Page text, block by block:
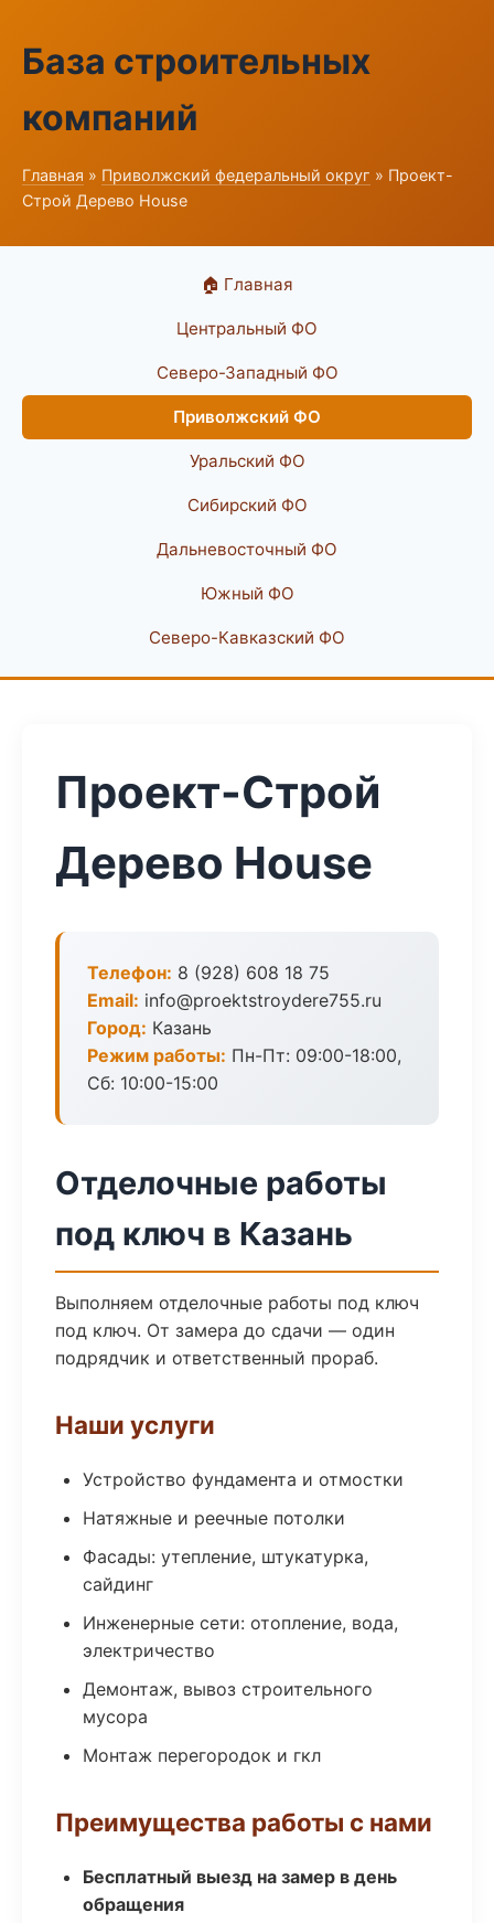
База строительных
компаний
Главная » Приволжский федеральный округ » Проект-
Строй Дерево House
🏠 Главная
Центральный ФО
Северо-Западный ФО
Приволжский ФО
Уральский ФО
Сибирский ФО
Дальневосточный ФО
Южный ФО
Северо-Кавказский ФО
Проект-Строй
Дерево House
Телефон: 8 (928) 608 18 75
Email: info@proektstroydere755.ru
Город: Казань
Режим работы: Пн-Пт: 09:00-18:00,
Сб: 10:00-15:00
Отделочные работы
под ключ в Казань
Выполняем отделочные работы под ключ
под ключ. От замера до сдачи — один
подрядчик и ответственный прораб.
Наши услуги
Устройство фундамента и отмостки
Натяжные и реечные потолки
Фасады: утепление, штукатурка,
сайдинг
Инженерные сети: отопление, вода,
электричество
Демонтаж, вывоз строительного
мусора
Монтаж перегородок и гкл
Преимущества работы с нами
Бесплатный выезд на замер в день
обращения